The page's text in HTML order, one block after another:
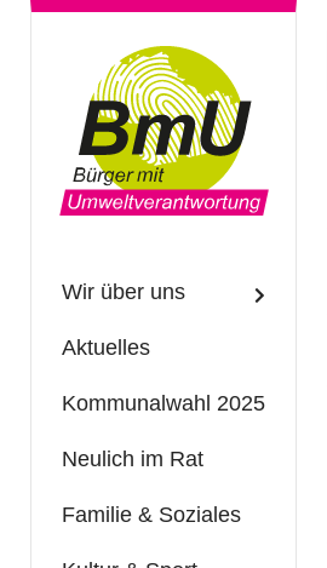
Wir über uns
Aktuelles
Kommunalwahl 2025
Neulich im Rat
Familie & Soziales